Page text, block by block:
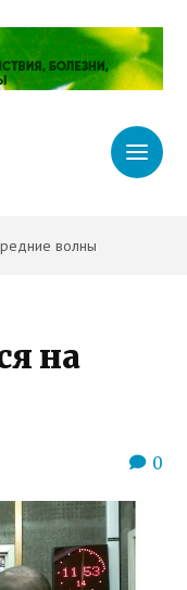
волны
на
0